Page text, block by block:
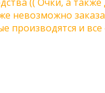
невозможно
производятся и